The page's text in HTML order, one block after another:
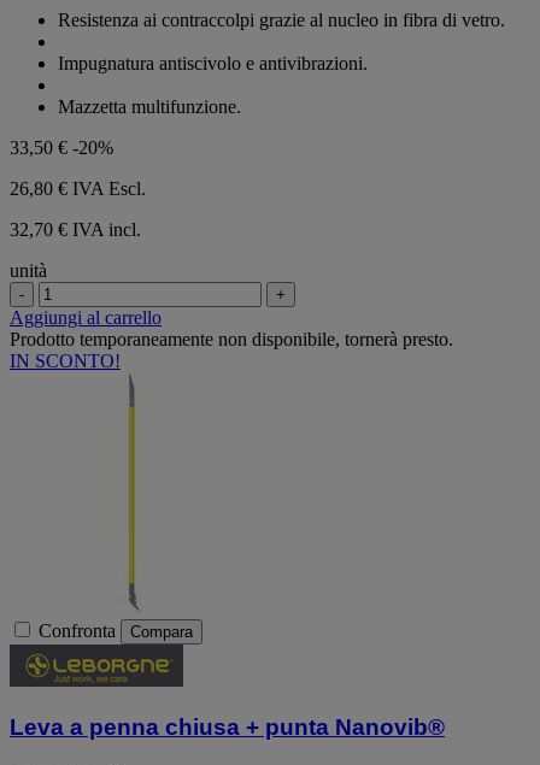
Resistenza ai contraccolpi grazie al nucleo in fibra di vetro.
Impugnatura antiscivolo e antivibrazioni.
Mazzetta multifunzione.
33,50 € -20%
26,80 € IVA Escl.
32,70 € IVA incl.
unità
- +
Aggiungi al carrello
Prodotto temporaneamente non disponibile, tornerà presto.
IN SCONTO!
Confronta Compara
Leva a penna chiusa + punta Nanovib®